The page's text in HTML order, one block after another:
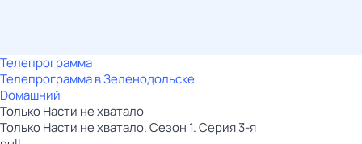
Телепрограмма
Телепрограмма в Зеленодольске
Dомашний
Только Насти не хватало
Только Насти не хватало. Сезон 1. Серия 3-я